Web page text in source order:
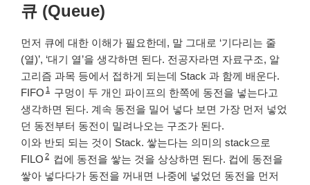
큐 (Queue)
먼저 큐에 대한 이해가 필요한데, 말 그대로 ‘기다리는 줄
(열)’, ‘대기 열’을 생각하면 된다. 전공자라면 자료구조, 알
고리즘 과목 등에서 접하게 되는데 Stack 과 함께 배운다.
FIFO 1
구멍이 두 개인 파이프의 한쪽에 동전을 넣는다고
생각하면 된다. 계속 동전을 밀어 넣다 보면 가장 먼저 넣었
던 동전부터 동전이 밀려나오는 구조가 된다.
이와 반되 되는 것이 Stack. 쌓는다는 의미의 stack으로
FILO 2 컵에 동전을 쌓는 것을 상상하면 된다. 컵에 동전을
쌓아 넣다다가 동전을 꺼내면 나중에 넣었던 동전을 먼저